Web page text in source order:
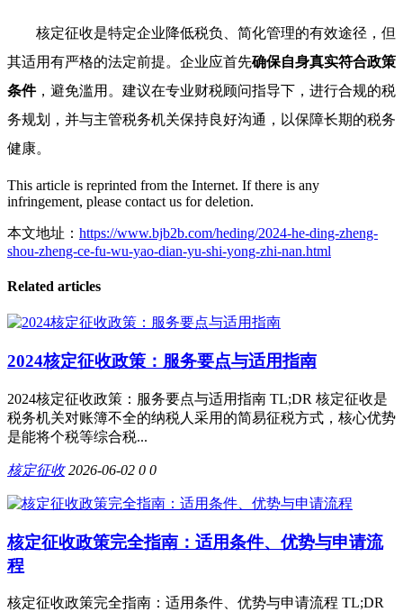
核定征收是特定企业降低税负、简化管理的有效途径，但
其适用有严格的法定前提。企业应首先确保自身真实符合政策
条件，避免滥用。建议在专业财税顾问指导下，进行合规的税
务规划，并与主管税务机关保持良好沟通，以保障长期的税务
健康。
This article is reprinted from the Internet. If there is any
infringement, please contact us for deletion.
本文地址： https://www.bjb2b.com/heding/2024-he-ding-zheng-
shou-zheng-ce-fu-wu-yao-dian-yu-shi-yong-zhi-nan.html
Related articles
2024核定征收政策：服务要点与适用指南
2024核定征收政策：服务要点与适用指南 TL;DR 核定征收是
税务机关对账簿不全的纳税人采用的简易征税方式，核心优势
是能将个税等综合税...
核定征收 2026-06-02 0 0
核定征收政策完全指南：适用条件、优势与申请流
程
核定征收政策完全指南：适用条件、优势与申请流程 TL;DR